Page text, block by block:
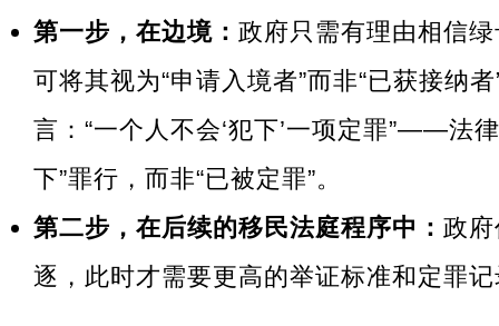
第一步，在边境： 政府只需有理由相信
可将其视为“申请入境者”而非“已获接纳
言：“一个人不会‘犯下’一项定罪”——法
下”罪行，而非“已被定罪”。
第二步，在后续的移民法庭程序中： 政
逐，此时才需要更高的举证标准和定罪